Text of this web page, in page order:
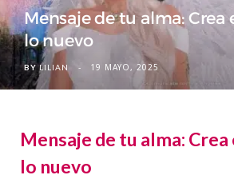
Mensaje de tu alma: Crea
lo nuevo
BY LILIAN 19 MAYO, 2025
Mensaje de tu alma:
lo nuevo